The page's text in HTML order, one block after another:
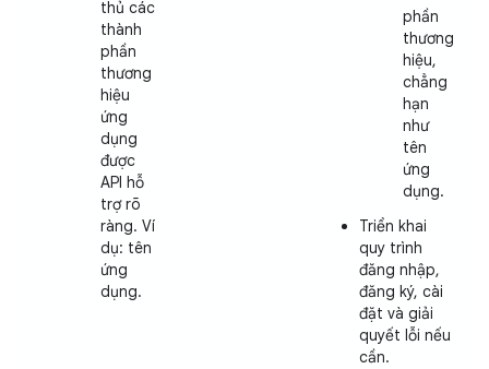
thủ các
thành
phần
thương
hiệu
ứng
dụng
được
API hỗ
trợ rõ
ràng. Ví
dụ: tên
ứng
dụng.
phần
thương
hiệu,
chẳng
hạn
như
tên
ứng
dụng.
Triển khai
quy trình
đăng nhập,
đăng ký, cài
đặt và giải
quyết lỗi nếu
cần.